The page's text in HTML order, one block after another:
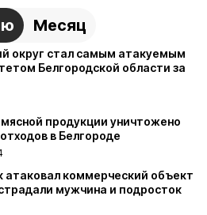
Месяц
округ стал самым атакуемым
Белгородской области за
мясной продукции уничтожено
в Белгороде
атаковал коммерческий объект
мужчина и подросток